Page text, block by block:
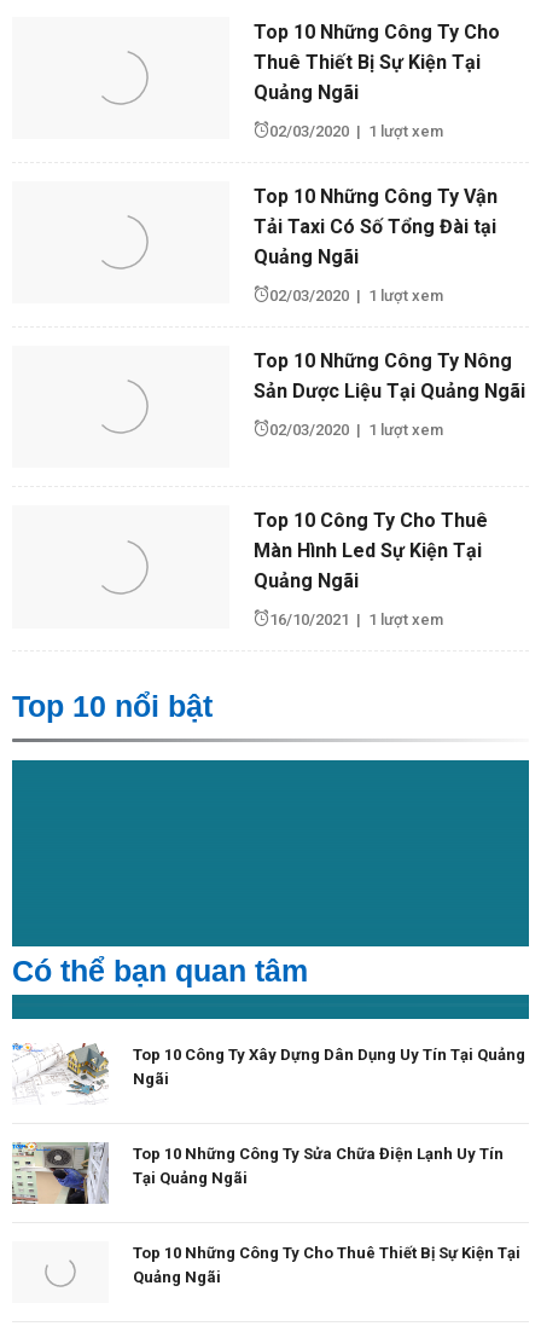
Top 10 Những Công Ty Cho
Thuê Thiết Bị Sự Kiện Tại
Quảng Ngãi
02/03/2020 | 1 lượt xem
Top 10 Những Công Ty Vận
Tải Taxi Có Số Tổng Đài tại
Quảng Ngãi
02/03/2020 | 1 lượt xem
Top 10 Những Công Ty Nông
Sản Dược Liệu Tại Quảng Ngãi
02/03/2020 | 1 lượt xem
Top 10 Công Ty Cho Thuê
Màn Hình Led Sự Kiện Tại
Quảng Ngãi
16/10/2021 | 1 lượt xem
Top 10 nổi bật
Có thể bạn quan tâm
Top 10 Công Ty Xây Dựng Dân Dụng Uy Tín Tại Quảng
Ngãi
Top 10 Những Công Ty Sửa Chữa Điện Lạnh Uy Tín
Tại Quảng Ngãi
Top 10 Những Công Ty Cho Thuê Thiết Bị Sự Kiện Tại
Quảng Ngãi